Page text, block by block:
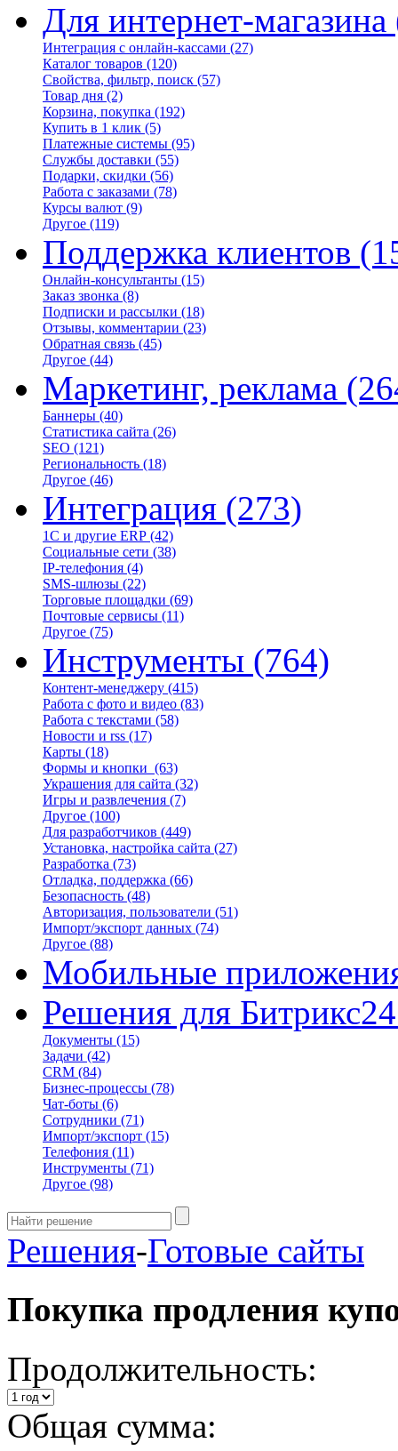
Для интернет-магазина
Интеграция с онлайн-кассами (27)
Каталог товаров (120)
Свойства, фильтр, поиск (57)
Товар дня (2)
Корзина, покупка (192)
Купить в 1 клик (5)
Платежные системы (95)
Службы доставки (55)
Подарки, скидки (56)
Работа с заказами (78)
Курсы валют (9)
Другое (119)
Поддержка клиентов
Онлайн-консультанты (15)
Заказ звонка (8)
Подписки и рассылки (18)
Отзывы, комментарии (23)
Обратная связь (45)
Другое (44)
Маркетинг, реклама
Баннеры (40)
Статистика сайта (26)
SEO (121)
Региональность (18)
Другое (46)
Интеграция (273)
1С и другие ERP (42)
Социальные сети (38)
IP-телефония (4)
SMS-шлюзы (22)
Торговые площадки (69)
Почтовые сервисы (11)
Другое (75)
Инструменты (764)
Контент-менеджеру (415)
Работа с фото и видео (83)
Работа с текстами (58)
Новости и rss (17)
Карты (18)
Формы и кнопки (63)
Украшения для сайта (32)
Игры и развлечения (7)
Другое (100)
Для разработчиков (449)
Установка, настройка сайта (27)
Разработка (73)
Отладка, поддержка (66)
Безопасность (48)
Авторизация, пользователи (51)
Импорт/экспорт данных (74)
Другое (88)
Мобильные
Решения для Битрикс24
Документы (15)
Задачи (42)
CRM (84)
Бизнес-процессы (78)
Чат-боты (6)
Сотрудники (71)
Импорт/экспорт (15)
Телефония (11)
Инструменты (71)
Другое (98)
Решения-Готовые сайты
Покупка продления
Продолжительность:
Общая сумма: